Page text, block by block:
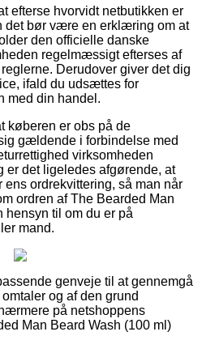
efterse hvorvidt netbutikken er
det bør være en erklæring om at
den officielle danske
regelmæssigt efterses af
Derudover giver det dig
ifald du udsættes for
med din handel.
køberen er obs på de
gældende i forbindelse med
virksomheden
er det ligeledes afgørende, at
ens ordrekvittering, så man når
ordren af The Bearded Man
hensyn til om du er på
mand.
genveje til at gennemgå
og af den grund
på netshoppens
Man Beard Wash (100 ml)